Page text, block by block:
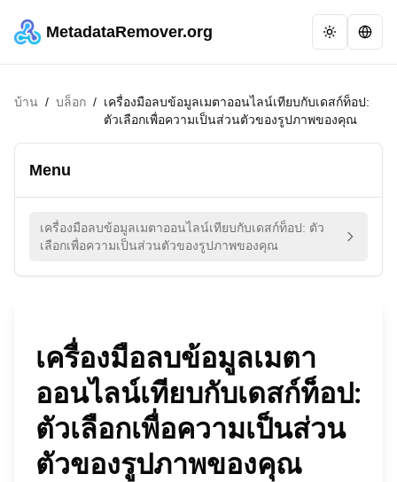
MetadataRemover.org
บ้าน / บล็อก / เครื่องมือลบข้อมูลเมตาออนไลน์เทียบกับเดสก์ท็อป:
ตัวเลือกเพื่อความเป็นส่วนตัวของรูปภาพของคุณ
Menu
เครื่องมือลบข้อมูลเมตาออนไลน์เทียบกับเดสก์ท็อป: ตัว
เลือกเพื่อความเป็นส่วนตัวของรูปภาพของคุณ
เครื่องมือลบข้อมูลเมตา
ออนไลน์เทียบกับเดสก์ท็อป:
ตัวเลือกเพื่อความเป็นส่วน
ตัวของรูปภาพของคุณ